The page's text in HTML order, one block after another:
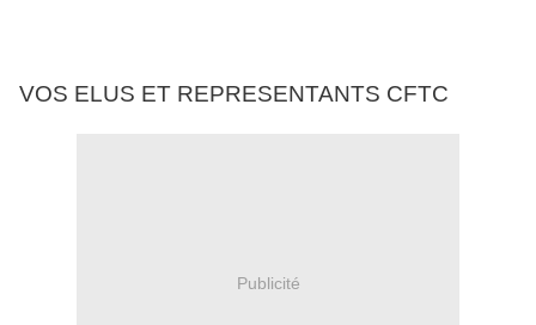
VOS ELUS ET REPRESENTANTS CFTC
Publicité